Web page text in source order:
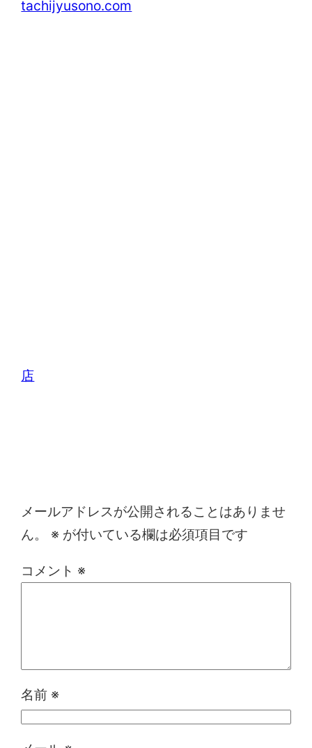
tachijyusono.com
店
メールアドレスが公開されることはありませ
ん。
※ が付いている欄は必須項目です
コメント ※
名前 ※